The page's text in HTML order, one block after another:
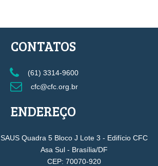
CONTATOS
(61) 3314-9600
cfc@cfc.org.br
ENDEREÇO
SAUS Quadra 5 Bloco J Lote 3 - Edifício CFC
Asa Sul - Brasília/DF
CEP: 70070-920